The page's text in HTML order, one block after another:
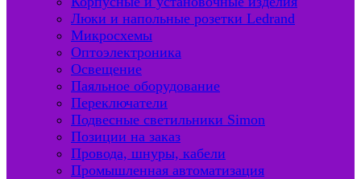
Люки и напольные розетки Ledrand
Микросхемы
Оптоэлектроника
Освещение
Паяльное оборудование
Переключатели
Подвесные светильники Simon
Позиции на заказ
Провода, шнуры, кабели
Промышленная автоматизация